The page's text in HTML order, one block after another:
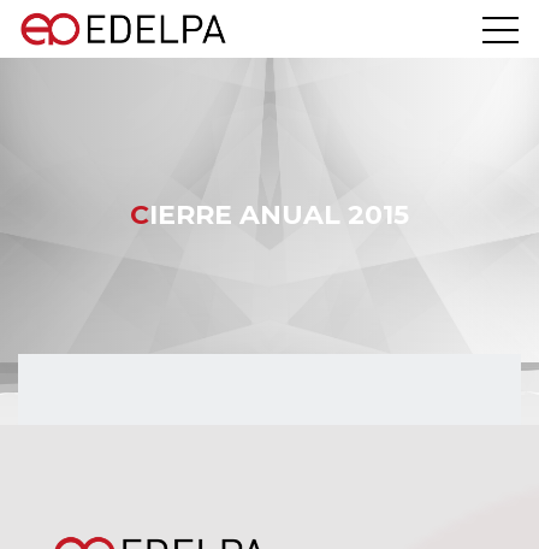
CIERRE ANUAL 2015